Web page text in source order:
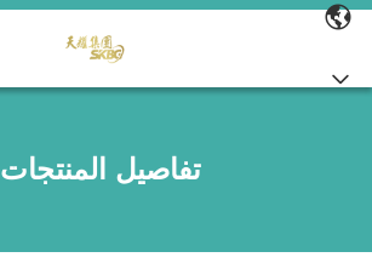
تفاصيل المنتجات